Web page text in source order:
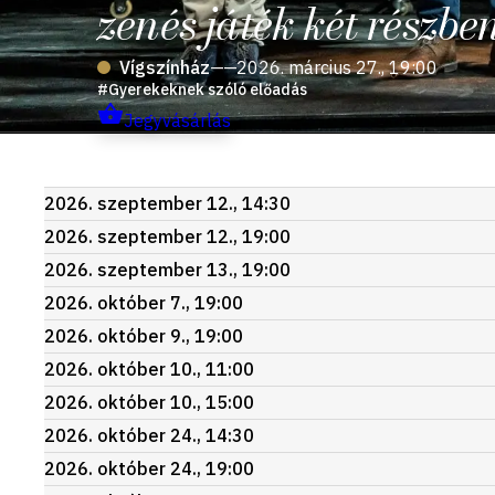
zenés játék két
Vígszínház——2026. március 27., 19:00
Gyerekeknek szóló előadás
Jegyvásárlás
Következő
előadások
2026. szeptember 12., 14:30
2026. szeptember 12., 19:00
2026. szeptember 13., 19:00
2026. október 7., 19:00
2026. október 9., 19:00
2026. október 10., 11:00
2026. október 10., 15:00
2026. október 24., 14:30
2026. október 24., 19:00